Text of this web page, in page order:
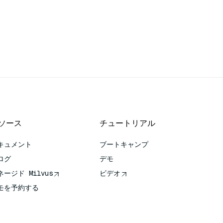
ース
ュメント
グ
ージド Milvus
を予約する
チュートリアル
ブートキャンプ
デモ
ビデオ